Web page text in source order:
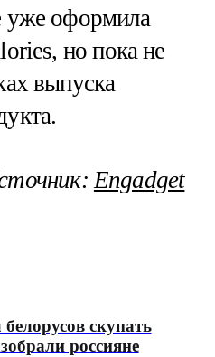
уже оформила
но пока не
выпуска
Engadget
скупать
россияне